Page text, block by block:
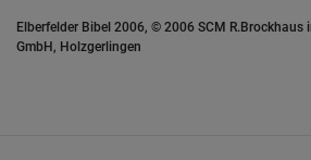
Elberfelder Bibel 2006, © 2006 SCM R.Brockhaus
GmbH, Holzgerlingen